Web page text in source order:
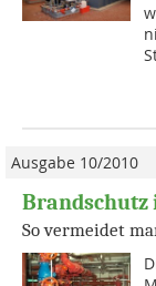
Ausgabe 10/2010
So vermeidet